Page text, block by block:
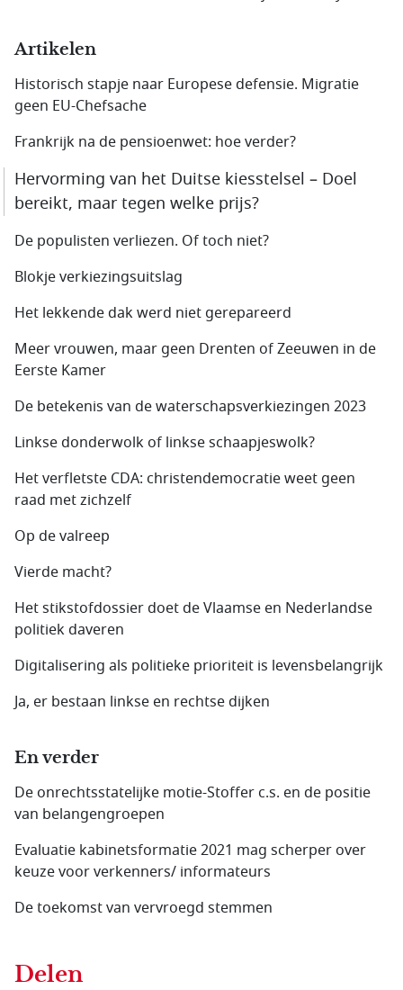
Artikelen
Historisch stapje naar Europese defensie. Migratie
geen EU-Chefsache
Frankrijk na de pensioenwet: hoe verder?
Hervorming van het Duitse kiesstelsel – Doel
bereikt, maar tegen welke prijs?
De populisten verliezen. Of toch niet?
Blokje verkiezingsuitslag
Het lekkende dak werd niet gerepareerd
Meer vrouwen, maar geen Drenten of Zeeuwen in de
Eerste Kamer
De betekenis van de waterschapsverkiezingen 2023
Linkse donderwolk of linkse schaapjeswolk?
Het verfletste CDA: christendemocratie weet geen
raad met zichzelf
Op de valreep
Vierde macht?
Het stikstofdossier doet de Vlaamse en Nederlandse
politiek daveren
Digitalisering als politieke prioriteit is levensbelangrijk
Ja, er bestaan linkse en rechtse dijken
En verder
De onrechtsstatelijke motie-Stoffer c.s. en de positie
van belangengroepen
Evaluatie kabinetsformatie 2021 mag scherper over
keuze voor verkenners/ informateurs
De toekomst van vervroegd stemmen
Delen